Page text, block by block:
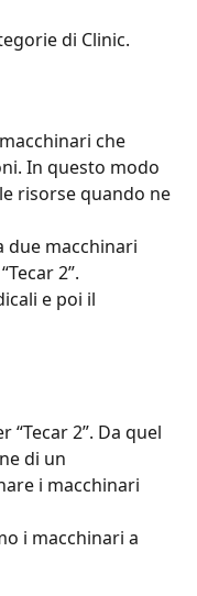
di Clinic.
che
In questo modo
risorse quando ne
due macchinari
2”.
e poi il
2”. Da quel
di un
i macchinari
i macchinari a